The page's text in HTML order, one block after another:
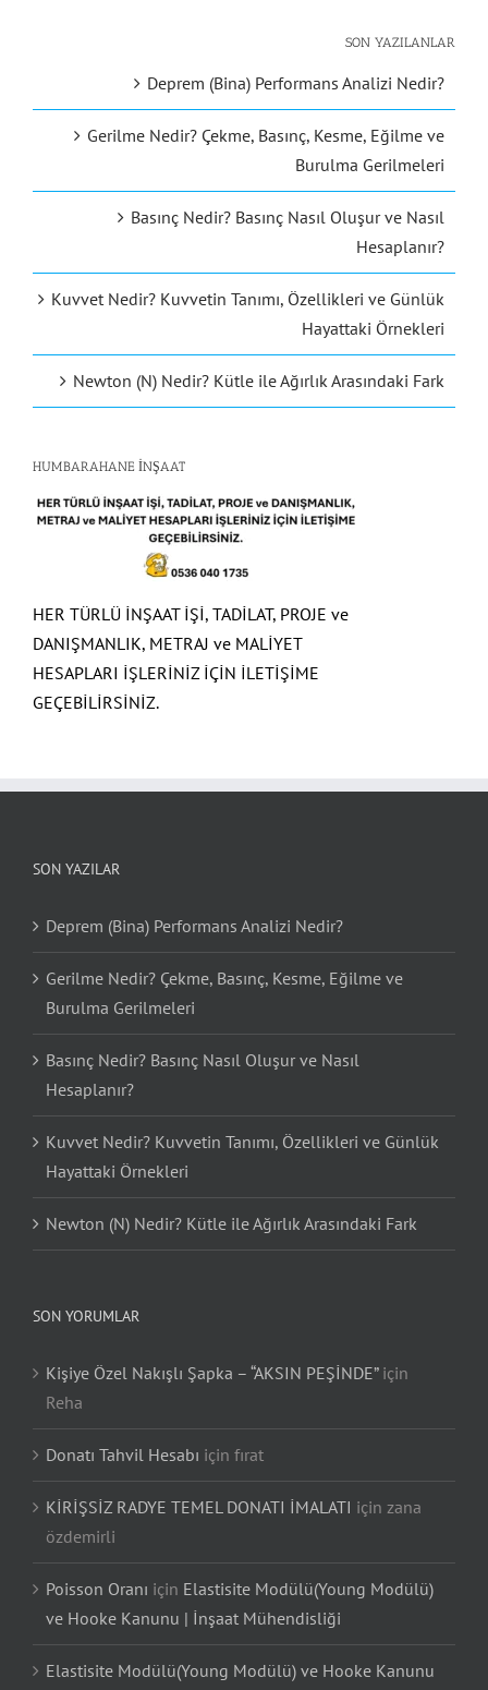
SON YAZILANLAR
Deprem (Bina) Performans Analizi Nedir?
Gerilme Nedir? Çekme, Basınç, Kesme, Eğilme ve
Burulma Gerilmeleri
Basınç Nedir? Basınç Nasıl Oluşur ve Nasıl
Hesaplanır?
Kuvvet Nedir? Kuvvetin Tanımı, Özellikleri ve Günlük
Hayattaki Örnekleri
Newton (N) Nedir? Kütle ile Ağırlık Arasındaki Fark
HUMBARAHANE İNŞAAT
HER TÜRLÜ İNŞAAT İŞİ, TADİLAT, PROJE ve
DANIŞMANLIK, METRAJ ve MALİYET
HESAPLARI İŞLERİNİZ İÇİN İLETİŞİME
GEÇEBİLİRSİNİZ.
SON YAZILAR
Deprem (Bina) Performans Analizi Nedir?
Gerilme Nedir? Çekme, Basınç, Kesme, Eğilme ve
Burulma Gerilmeleri
Basınç Nedir? Basınç Nasıl Oluşur ve Nasıl
Hesaplanır?
Kuvvet Nedir? Kuvvetin Tanımı, Özellikleri ve Günlük
Hayattaki Örnekleri
Newton (N) Nedir? Kütle ile Ağırlık Arasındaki Fark
SON YORUMLAR
Kişiye Özel Nakışlı Şapka – “AKSIN PEŞİNDE”için
Reha
Donatı Tahvil Hesabı için fırat
KİRİŞSİZ RADYE TEMEL DONATI İMALATI için zana
özdemirli
Poisson Oranı için Elastisite Modülü(Young Modülü)
ve Hooke Kanunu | İnşaat Mühendisliği
Elastisite Modülü(Young Modülü) ve Hooke Kanunu